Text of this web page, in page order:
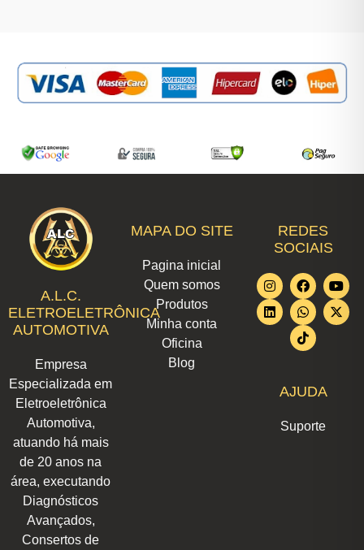
A.L.C.
ELETROELETRÔNICA
AUTOMOTIVA
Empresa
Especializada em
Eletroeletrônica
Automotiva,
atuando há mais
de 20 anos na
área, executando
Diagnósticos
Avançados,
Consertos de
MAPA DO SITE
Pagina inicial
Quem somos
Produtos
Minha conta
Oficina
Blog
REDES
SOCIAIS
I
n
s
t
F
a
c
e
b
o
Y
o
u
t
L
i
n
k
W
h
a
t
s
a
X
-
t
w
T
i
k
t
o
k
AJUDA
Suporte